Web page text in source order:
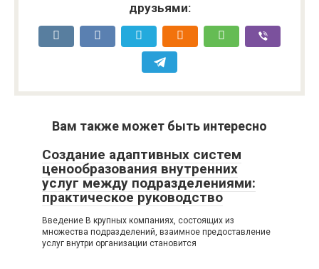
друзьями:
Вам также может быть интересно
Создание адаптивных систем
ценообразования внутренних
услуг между подразделениями:
практическое руководство
Введение В крупных компаниях, состоящих из
множества подразделений, взаимное предоставление
услуг внутри организации становится